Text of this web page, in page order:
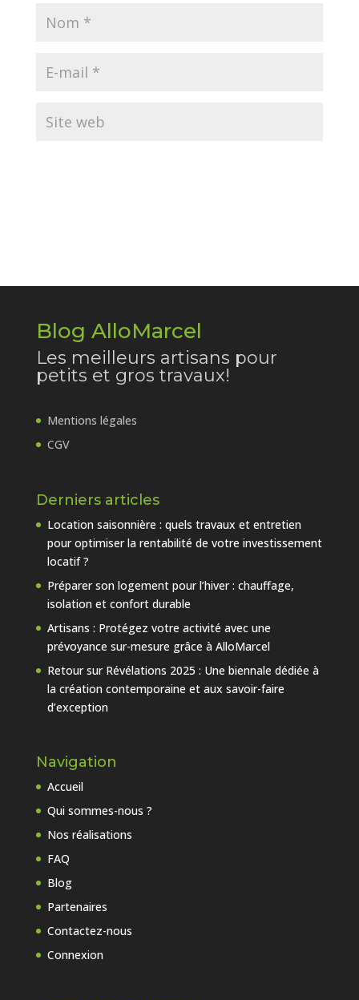
Blog AlloMarcel
Les meilleurs artisans pour
petits et gros travaux!
Mentions légales
CGV
Derniers articles
Location saisonnière : quels travaux et entretien
pour optimiser la rentabilité de votre investissement
locatif ?
Préparer son logement pour l’hiver : chauffage,
isolation et confort durable
Artisans : Protégez votre activité avec une
prévoyance sur-mesure grâce à AlloMarcel
Retour sur Révélations 2025 : Une biennale dédiée à
la création contemporaine et aux savoir-faire
d’exception
Navigation
Accueil
Qui sommes-nous ?
Nos réalisations
FAQ
Blog
Partenaires
Contactez-nous
Connexion